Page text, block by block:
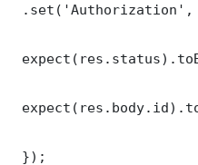
.set('Authorization',
});